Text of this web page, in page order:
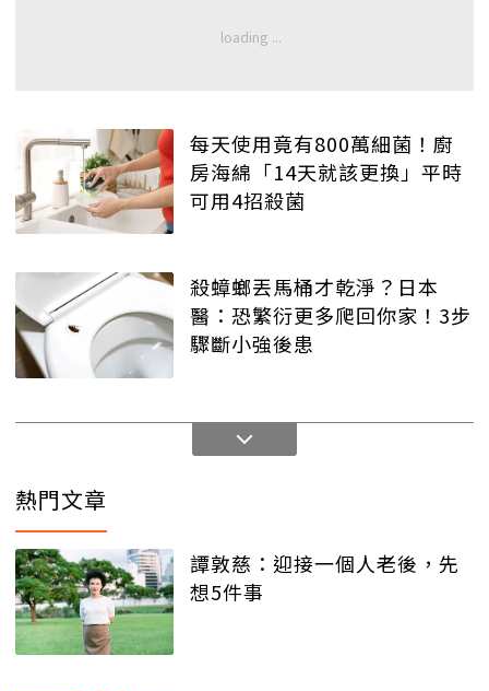
每天使用竟有800萬細菌！廚
房海綿「14天就該更換」平時
可用4招殺菌
殺蟑螂丟馬桶才乾淨？日本
醫：恐繁衍更多爬回你家！3步
驟斷小強後患
熱門文章
譚敦慈：迎接一個人老後，先
想5件事